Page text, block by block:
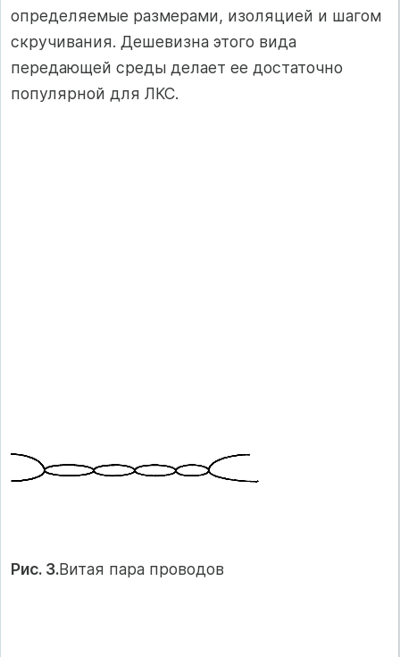
определяемые размерами, изоляцией и шагом
скручивания. Дешевизна этого вида
передающей среды делает ее достаточно
популярной для ЛКС.
Рис. 3.Витая пара проводов